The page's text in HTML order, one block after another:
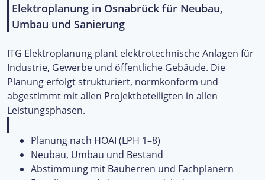
Elektroplanung in Osnabrück für Neubau,
Umbau und Sanierung
ITG Elektroplanung plant elektrotechnische Anlagen für
Industrie, Gewerbe und öffentliche Gebäude. Die
Planung erfolgt strukturiert, normkonform und
abgestimmt mit allen Projektbeteiligten in allen
Leistungsphasen.
Planung nach HOAI (LPH 1–8)
Neubau, Umbau und Bestand
Abstimmung mit Bauherren und Fachplanern